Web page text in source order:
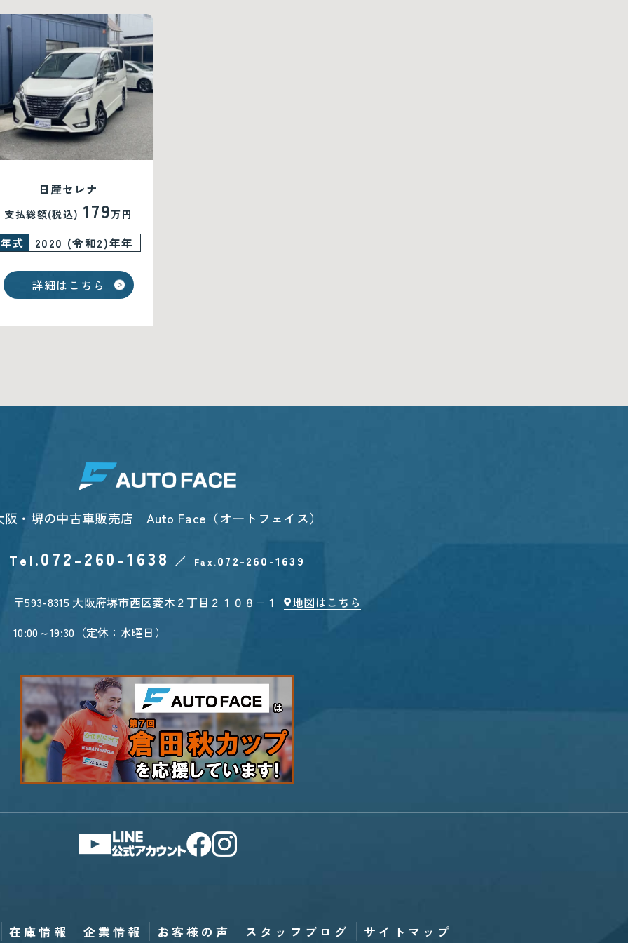
日産セレナ
支払総額(税込) 179万円
年式 2020 (令和2)年年
詳細はこちら
阪・堺の中古車販売店 Auto Face（オートフェイス）
Tel.072-260-1638 ／ Fax. 072-260-1639
〒593-8315 大阪府堺市西区菱木２丁目２１０８−１
地図はこちら
10:00～19:30（定休：水曜日）
在庫情報 企業情報 お客様の声 スタッフブログ サイトマップ